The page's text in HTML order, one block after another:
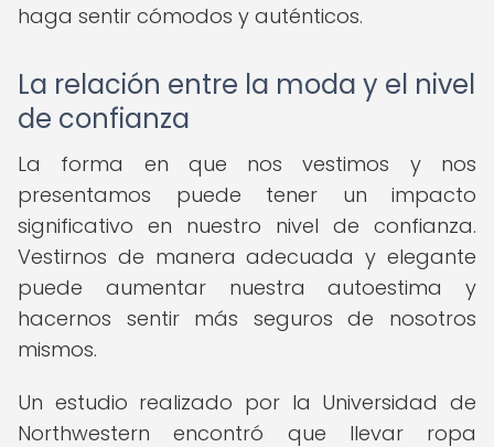
haga sentir cómodos y auténticos.
La relación entre la moda y el nivel
de confianza
La forma en que nos vestimos y nos
presentamos puede tener un impacto
significativo en nuestro nivel de confianza.
Vestirnos de manera adecuada y elegante
puede aumentar nuestra autoestima y
hacernos sentir más seguros de nosotros
mismos.
Un estudio realizado por la Universidad de
Northwestern encontró que llevar ropa